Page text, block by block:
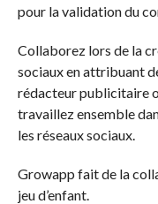
pour la validation du
Collaborez lors de la
sociaux en attribuant
rédacteur publicitaire
travaillez ensemble
les réseaux sociaux.
Growapp fait de la
jeu d’enfant.